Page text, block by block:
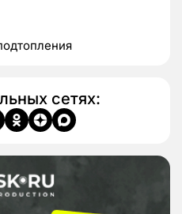
сетях: